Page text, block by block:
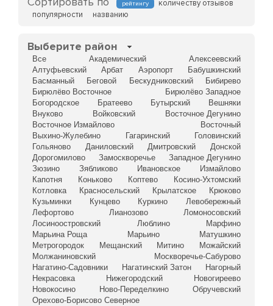
рейтингу
количеству отзывов
популярности
названию
Выберите район
Все Академический
Алексеевский
Алтуфьевский
Арбат Аэропорт
Бабушкинский
Басманный
Беговой Бескудниковский
Бибирево
Бирюлёво Восточное
Бирюлёво Западное
Богородское
Братеево Бутырский
Вешняки
Внуково
Войковский
Восточное Дегунино
Восточное Измайлово
Восточный
Выхино-Жулебино
Гагаринский
Головинский
Гольяново
Даниловский Дмитровский
Донской
Дорогомилово
Замоскворечье
Западное Дегунино
Зюзино
Зябликово Ивановское
Измайлово
Капотня
Коньково Коптево
Косино-Ухтомский
Котловка
Красносельский Крылатское
Крюково
Кузьминки
Кунцево Куркино
Левобережный
Лефортово
Лианозово
Ломоносовский
Лосиноостровский
Люблино
Марфино
Марьина Роща
Марьино
Матушкино
Метрогородок
Мещанский Митино
Можайский
Молжаниновский
Москворечье-Сабурово
Нагатино-Садовники
Нагатинский Затон
Нагорный
Некрасовка
Нижегородский
Новогиреево
Новокосино
Ново-Переделкино
Обручевский
Орехово-Борисово Северное